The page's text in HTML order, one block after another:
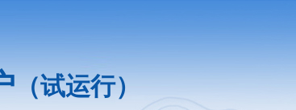
（试运行）